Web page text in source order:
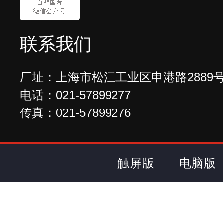
联系我们
厂址：上海市松江工业区申港路2889
电话：021-57899277
传真：021-57899276
触屏版 电脑版